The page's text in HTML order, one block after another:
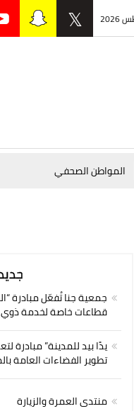
المواطن الصحفي
جمعية جنا تُفعّل مبادرة
قطاعات خاصة لخدمة ذوي
يدًا بيد للمدينة” مبادرة
تطوير الفضاءات العامة
منتدى العمرة والزيارة